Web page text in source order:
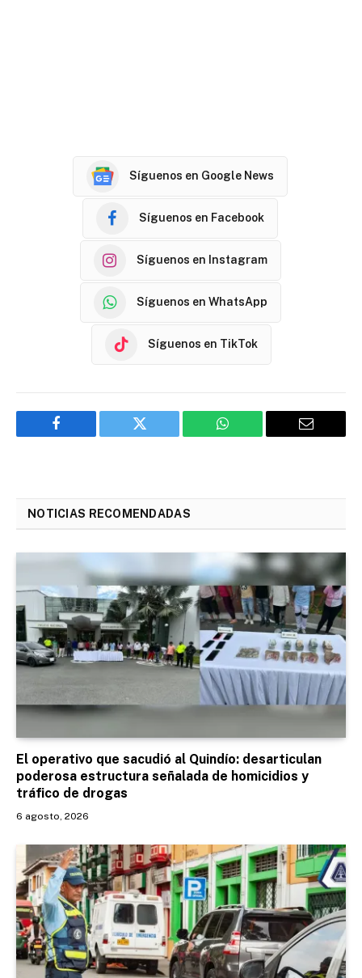
Síguenos en Google News
Síguenos en Facebook
Síguenos en Instagram
Síguenos en WhatsApp
Síguenos en TikTok
Facebook Twitter WhatsApp Email
NOTICIAS RECOMENDADAS
El operativo que sacudió al Quindío: desarticulan
poderosa estructura señalada de homicidios y
tráfico de drogas
6 agosto, 2026